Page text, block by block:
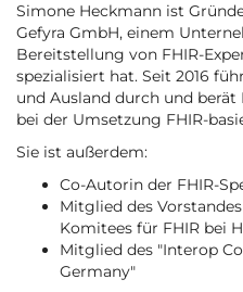
Simone Heckmann ist
Gefyra GmbH, einem
Bereitstellung von FHIR-
spezialisiert hat. Seit 2016
und Ausland durch und
bei der Umsetzung FHIR-
Sie ist außerdem:
Co-Autorin der FHIR-
Mitglied des
Komitees für FHIR bei
Mitglied des "Interop
Germany"